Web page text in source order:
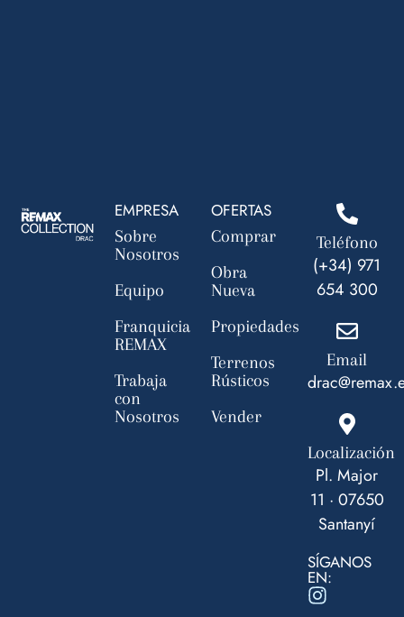
EMPRESA
Sobre
Nosotros
Equipo
Franquicia
REMAX
Trabaja
con
Nosotros
OFERTAS
Comprar
Obra
Nueva
Propiedades
Terrenos
Rústicos
Vender
Teléfono
(+34) 971
654 300
Email
Localización
Pl. Major
11 · 07650
Santanyí
SÍGANOS
EN: